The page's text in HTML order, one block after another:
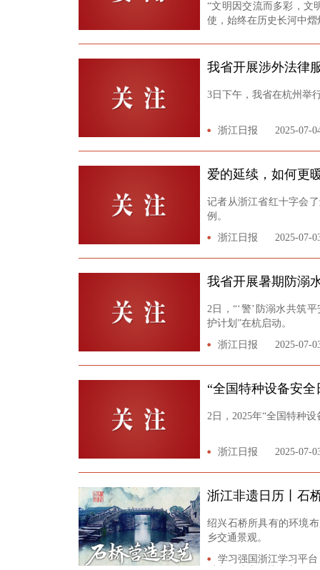
“文明因交流而多彩，文
使，始终在历史长河中熠
潮新闻
2025-07-04
我省开展涉外法律
3日下午，我省在杭州举
浙江日报 2025-07-
爱的延续，如何更
记者从浙江省红十字会
例。
浙江日报
2025-07-
我省开展暑期防溺
2日，“‘警’防溺水共筑
护计划”在杭启动。
浙江日报
2025-07-
“全国特种设备安
2日，2025年“全国特种
浙江日报 2025-07-
浙江非遗日历丨石
绍兴石桥所具有的环境
乡交通景观。
学习强国浙江学习平台